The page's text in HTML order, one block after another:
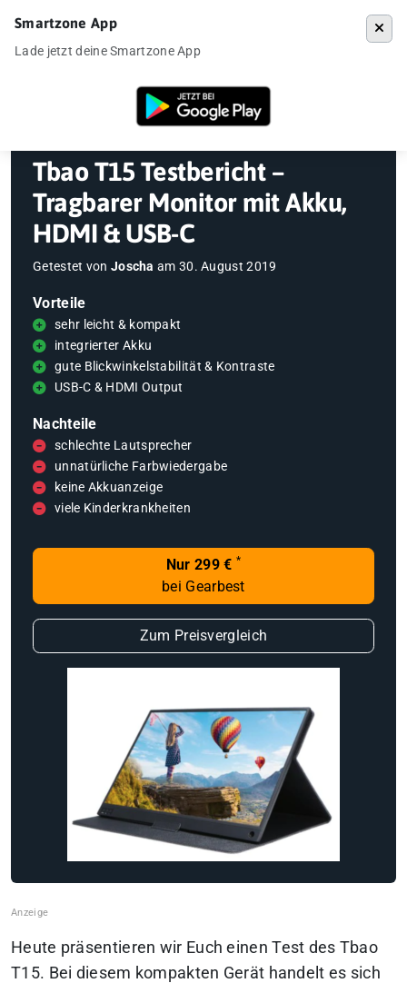
»Tbao T15 Testbericht – Tragbarer Monitor mit
Tbao T15 Testbericht –
Tragbarer Monitor mit Akku,
HDMI & USB-C
Getestet von Joscha am 30. August 2019
Vorteile
sehr leicht & kompakt
integrierter Akku
gute Blickwinkelstabilität & Kontraste
USB-C & HDMI Output
Nachteile
schlechte Lautsprecher
unnatürliche Farbwiedergabe
keine Akkuanzeige
viele Kinderkrankheiten
Nur 299 € *
bei Gearbest
Zum Preisvergleich
Heute präsentieren wir Euch einen Test des Tbao
T15. Bei diesem kompakten Gerät handelt es sich
Smartzone App
Lade jetzt deine Smartzone App